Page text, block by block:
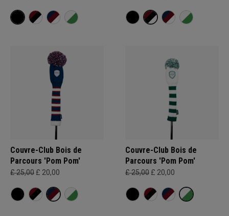
Couvre-Club Bois de
Parcours 'Pom Pom'
£ 25,00 £ 20,00
Couvre-Club Bois de
Parcours 'Pom Pom'
£ 25,00 £ 20,00